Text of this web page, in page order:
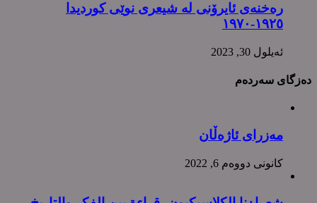
رەخنەی ئایرۆنی لە شیعری نوێی کوردیدا
١٩٢٥-١٩٧٠
ئه‌یلول 30, 2023
دەزگای سەردەم
مەزرای ئاژەڵان
كانونی دووه‌م 6, 2022